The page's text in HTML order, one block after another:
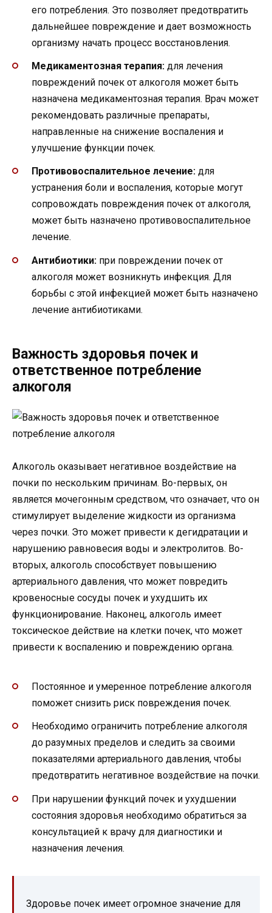
его потребления. Это позволяет предотвратить
дальнейшее повреждение и дает возможность
организму начать процесс восстановления.
Медикаментозная терапия: для лечения
повреждений почек от алкоголя может быть
назначена медикаментозная терапия. Врач может
рекомендовать различные препараты,
направленные на снижение воспаления и
улучшение функции почек.
Противовоспалительное лечение: для
устранения боли и воспаления, которые могут
сопровождать повреждения почек от алкоголя,
может быть назначено противовоспалительное
лечение.
Антибиотики: при повреждении почек от
алкоголя может возникнуть инфекция. Для
борьбы с этой инфекцией может быть назначено
лечение антибиотиками.
Важность здоровья почек и
ответственное потребление
алкоголя
Алкоголь оказывает негативное воздействие на
почки по нескольким причинам. Во-первых, он
является мочегонным средством, что означает, что он
стимулирует выделение жидкости из организма
через почки. Это может привести к дегидратации и
нарушению равновесия воды и электролитов. Во-
вторых, алкоголь способствует повышению
артериального давления, что может повредить
кровеносные сосуды почек и ухудшить их
функционирование. Наконец, алкоголь имеет
токсическое действие на клетки почек, что может
привести к воспалению и повреждению органа.
Постоянное и умеренное потребление алкоголя
поможет снизить риск повреждения почек.
Необходимо ограничить потребление алкоголя
до разумных пределов и следить за своими
показателями артериального давления, чтобы
предотвратить негативное воздействие на почки.
При нарушении функций почек и ухудшении
состояния здоровья необходимо обратиться за
консультацией к врачу для диагностики и
назначения лечения.
Здоровье почек имеет огромное значение для